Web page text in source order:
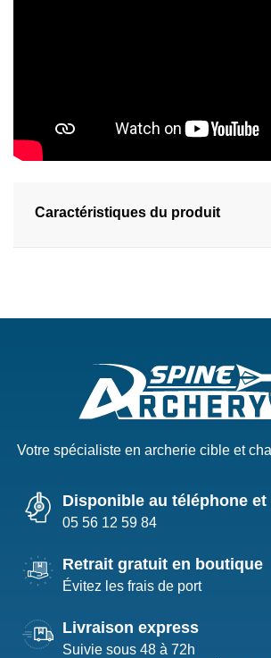
Caractéristiques du produit
Votre spécialiste en archerie cible et
Disponible au téléphone
05 56 12 59 84
Retrait gratuit en boutique
Évitez les frais de port
Livraison express
Suivie sous 48 à 72h